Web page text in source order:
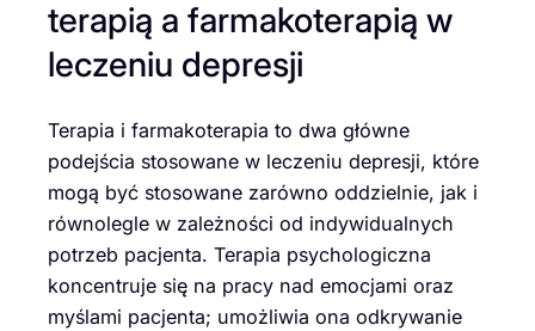
terapią a farmakoterapią w
leczeniu depresji
Terapia i farmakoterapia to dwa główne
podejścia stosowane w leczeniu depresji, które
mogą być stosowane zarówno oddzielnie, jak i
równolegle w zależności od indywidualnych
potrzeb pacjenta. Terapia psychologiczna
koncentruje się na pracy nad emocjami oraz
myślami pacjenta; umożliwia ona odkrywanie